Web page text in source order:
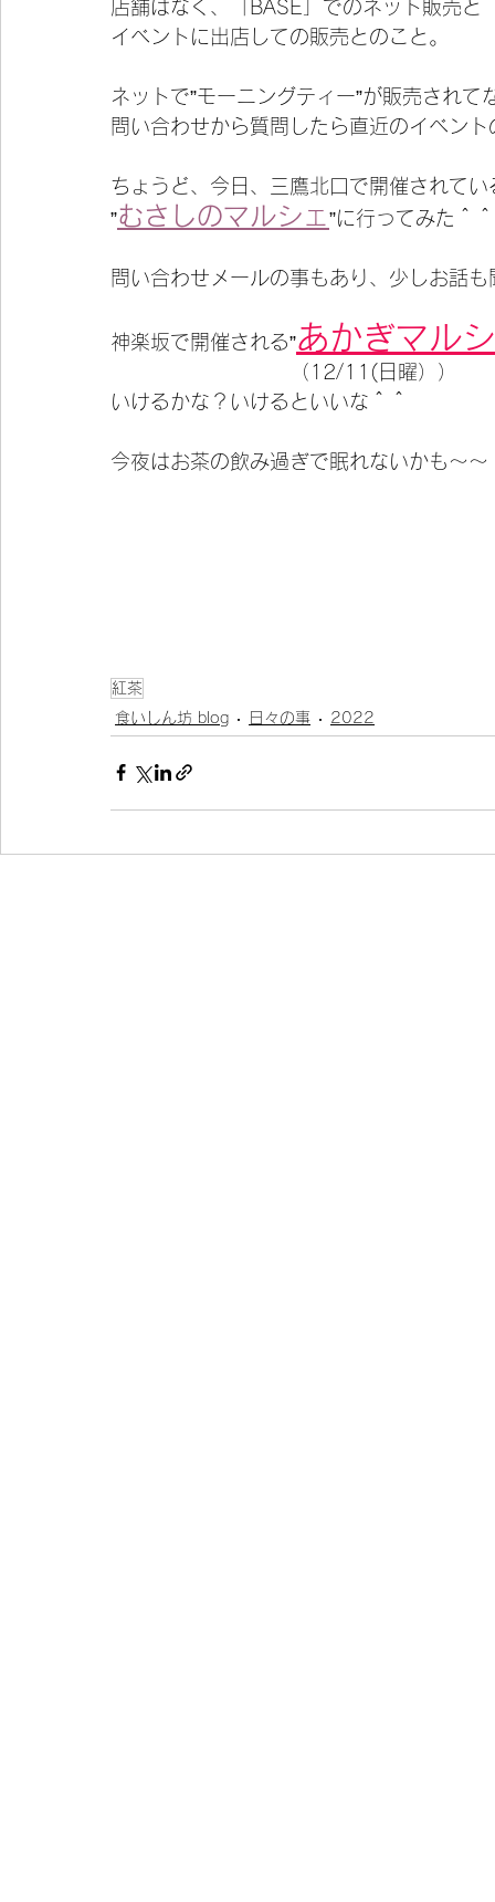
店舗はなく、「BASE」でのネット販売と
イベントに出店しての販売とのこと。
ネットで”モーニングティー”が販売されて
問い合わせから質問したら直近のイベン
ちょうど、今日、三鷹北口で開催されてい
”むさしのマルシェ ”に行ってみた＾＾
問い合わせメールの事もあり、少しお話
神楽坂で開催される”あかぎマル
（12/11(日曜））
いけるかな？いけるといいな＾＾
今夜はお茶の飲み過ぎで眠れないかも〜〜
紅茶
食いしん坊 blog
日々の事 2022